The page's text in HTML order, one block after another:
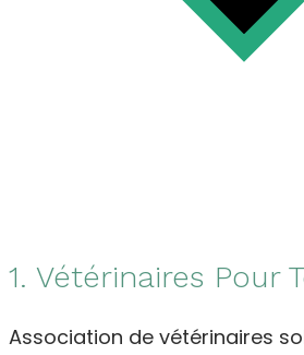
1. Vétérinaires Pour
Association de vétérinaires